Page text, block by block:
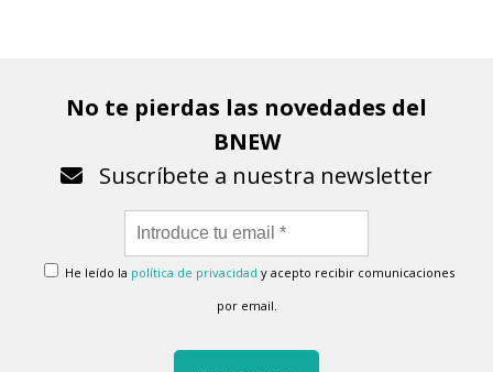
No te pierdas las novedades del
BNEW
Suscríbete a nuestra newsletter
He leído la política de privacidad y acepto recibir comunicaciones
por email.